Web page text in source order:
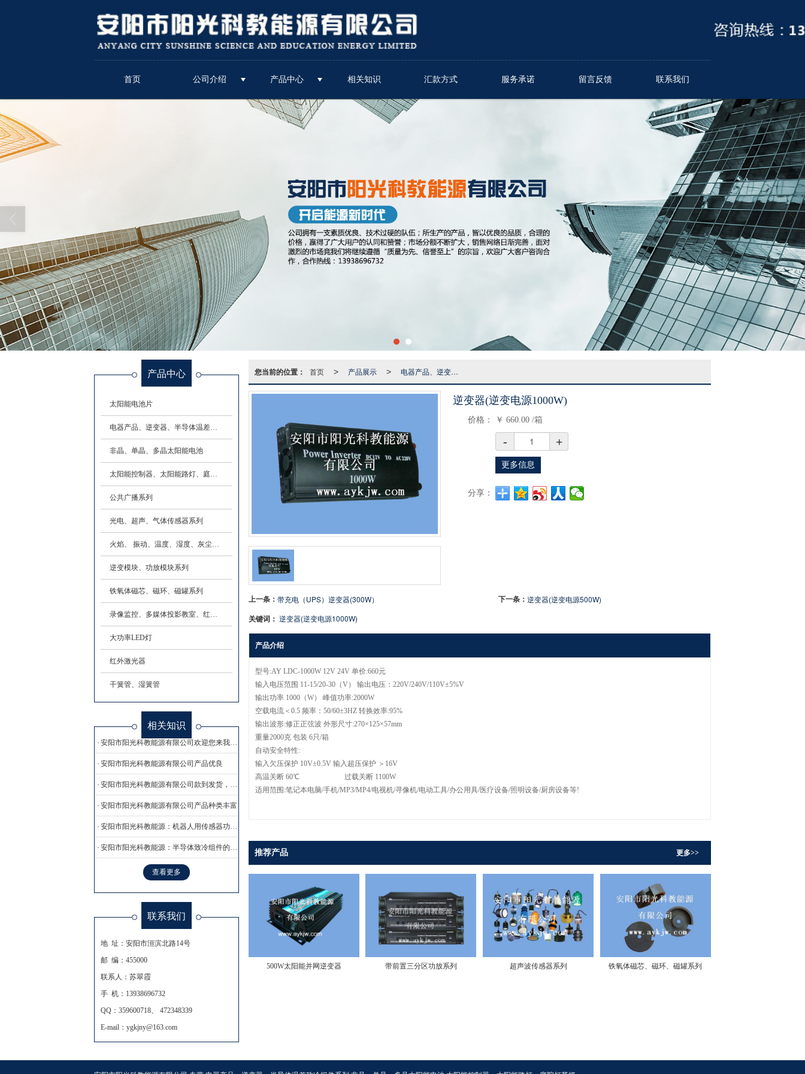
很遗憾，因您的浏览器版本过低导致无法获得最佳浏览体验，推荐下载安装谷歌浏览器！
首页 公司介绍 产品中心 相关知识 汇款方式 服务承诺 留言反馈 联系我们
产品中心
太阳能电池片
电器产品、逆变器、半导体温差致冷组件系列
非晶、单晶、多晶太阳能电池
太阳能控制器、太阳能路灯、庭院灯草坪灯
公共广播系列
光电、超声、气体传感器系列
火焰、 振动、温度、湿度、灰尘传感器
逆变模块、功放模块系列
铁氧体磁芯、磁环、磁罐系列
录像监控、多媒体投影教室、红外报警器、内部程控电话
大功率LED灯
红外激光器
干簧管、湿簧管
相关知识
安阳市阳光科教能源有限公司欢迎您来我公司作客，莅临指导
安阳市阳光科教能源有限公司产品优良
安阳市阳光科教能源有限公司款到发货，质量三包
安阳市阳光科教能源有限公司产品种类丰富
安阳市阳光科教能源：机器人用传感器功能分类
安阳市阳光科教能源：半导体致冷组件的使用方法
查看更多
联系我们
地 址：安阳市洹滨北路14号
邮 编：455000
联系人：苏翠霞
手 机：13938696732
QQ：359600718、 472348339
E-mail：ygkjny@163.com
您当前的位置： 首页 > 产品展示 > 电器产品、逆变器、半导体温差致冷组件系列
逆变器(逆变电源1000W)
价格： ￥660.00/箱
- +
更多信息
分享：
上一条： 带充电（UPS）逆变器(300W） 下一条： 逆变器(逆变电源500W)
关键词： 逆变器(逆变电源1000W)
产品介绍
型号:AY LDC-1000W 12V 24V 单价:660元
输入电压范围 11-15/20-30（V） 输出电压：220V/240V/110V±5%V
输出功率 1000（W） 峰值功率:2000W
空载电流＜0.5 频率：50/60±3HZ 转换效率:95%
输出波形:修正正弦波 外形尺寸:270×125×57mm
重量2000克 包装 6只/箱
自动安全特性:
输入欠压保护 10V±0.5V 输入超压保护 ＞16V
高温关断 60℃ 过载关断 1100W
适用范围:笔记本电脑/手机/MP3/MP4/电视机/寻像机/电动工具/办公用具/医疗设备/照明设备/厨房设备等!
推荐产品 更多>>
500W太阳能并网逆变器 带前置三分区功放系列 超声波传感器系列 铁氧体磁芯、磁环、磁罐系列